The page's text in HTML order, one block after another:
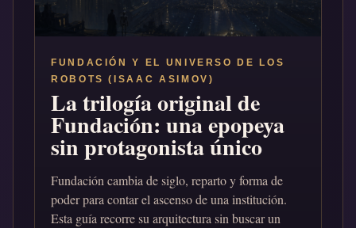
FUNDACIÓN Y EL UNIVERSO DE LOS
ROBOTS (ISAAC ASIMOV)
La trilogía original de
Fundación: una epopeya
sin protagonista único
Fundación cambia de siglo, reparto y forma de
poder para contar el ascenso de una institución.
Esta guía recorre su arquitectura sin buscar un